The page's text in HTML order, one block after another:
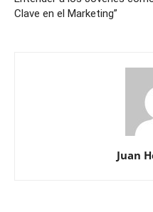
Clave en el Marketing”
Juan